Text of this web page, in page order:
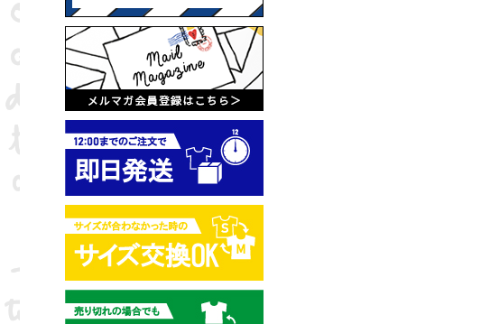
イエロー
グレー
パープル
ベージュ